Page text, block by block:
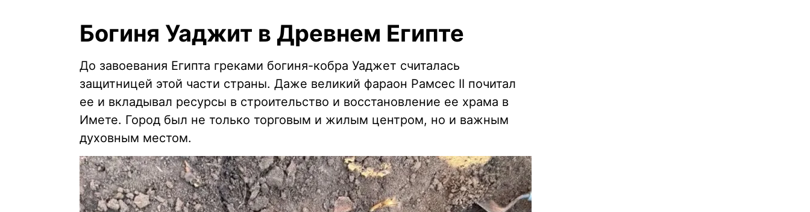
Богиня Уаджит в Древнем Египте
До завоевания Египта греками богиня-кобра Уаджет считалась
защитницей этой части страны. Даже великий фараон Рамсес II почитал
ее и вкладывал ресурсы в строительство и восстановление ее храма в
Имете. Город был не только торговым и жилым центром, но и важным
духовным местом.